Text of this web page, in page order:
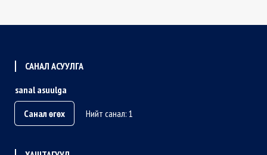
САНАЛ АСУУЛГА
sanal asuulga
Санал өгөх
Нийт санал: 1